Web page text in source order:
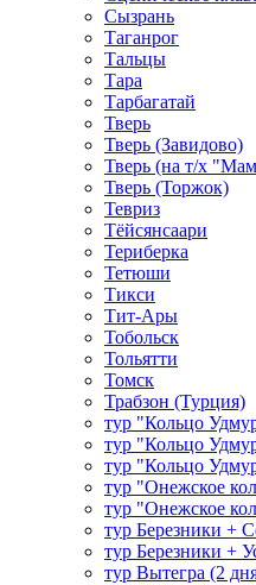
Сызрань
Таганрог
Тальцы
Тара
Тарбагатай
Тверь
Тверь (Завидово)
Тверь (на т/х
Тверь (Торжок)
Тевриз
Тёйсянсаари
Териберка
Тетюши
Тикси
Тит-Ары
Тобольск
Тольятти
Томск
Трабзон (Турция)
тур "Кольцо
тур "Кольцо
тур "Кольцо
тур "Онежское
тур "Онежское
тур Березники +
тур Березники +
тур Вытегра (2